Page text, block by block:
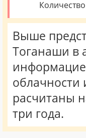
Выше
Тоганаши в
облачности
расчитаны
три года.